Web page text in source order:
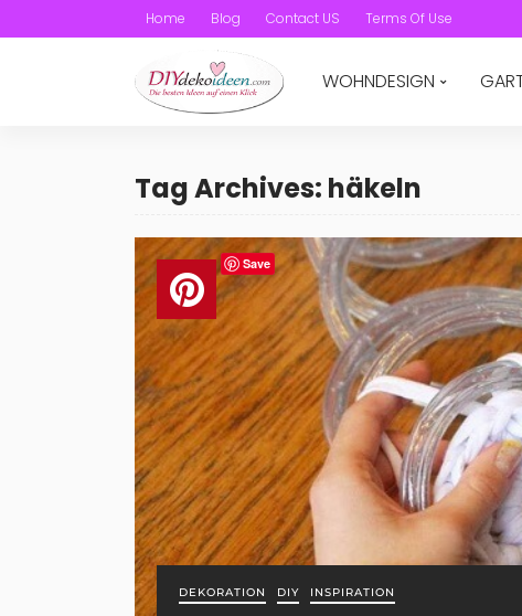
Home Blog Contact US Terms Of Use
WOHNDESIGN
Tag Archives: häkeln
Save
DEKORATION DIY INSPIRATION